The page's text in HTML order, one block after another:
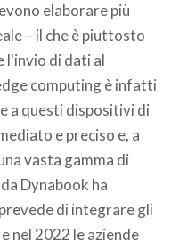
elaborare più
– il che è piuttosto
l'invio di dati al
computing è infatti
a questi dispositivi di
e preciso e, a
vasta gamma di
Dynabook ha
di integrare gli
nel 2022 le aziende